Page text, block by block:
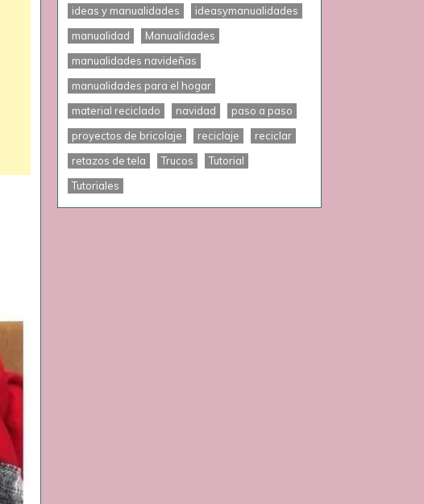
ideas y manualidades
ideasymanualidades
manualidad
Manualidades
manualidades navideñas
manualidades para el hogar
material reciclado
navidad
paso a paso
proyectos de bricolaje
reciclaje
reciclar
retazos de tela
Trucos
Tutorial
Tutoriales